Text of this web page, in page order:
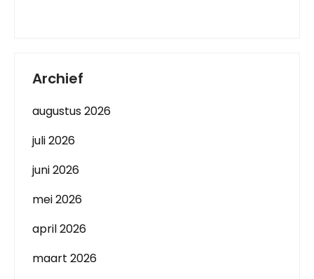
Archief
augustus 2026
juli 2026
juni 2026
mei 2026
april 2026
maart 2026